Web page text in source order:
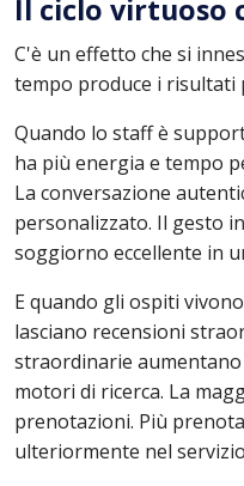
Il ciclo virtuoso
C'è un effetto che si
tempo produce i risultati
Quando lo staff è
ha più energia e tempo
La conversazione
personalizzato. Il gesto
soggiorno eccellente in
E quando gli ospiti
lasciano recensioni
straordinarie
motori di ricerca. La
prenotazioni. Più
ulteriormente nel